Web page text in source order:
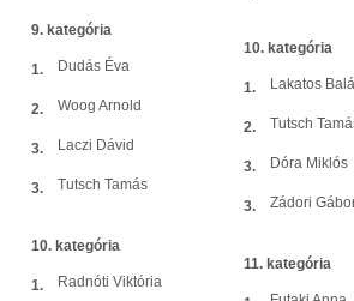
9. kategória
1. Dudás Éva
2. Woog Arnold
3. Laczi Dávid
3. Tutsch Tamás
10. kategória
1. Radnóti Viktória
10. kategória
1. Lakatos
2. Tutsch
3. Dóra Miklós
3. Zádori
11. kategória